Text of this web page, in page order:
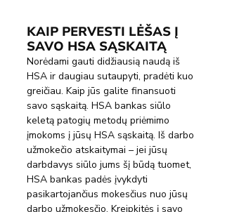
KAIP PERVESTI LĖŠAS Į
SAVO HSA SĄSKAITĄ
Norėdami gauti didžiausią naudą iš
HSA ir daugiau sutaupyti, pradėti kuo
greičiau. Kaip jūs galite finansuoti
savo sąskaitą. HSA bankas siūlo
keletą patogių metodų priėmimo
įmokoms į jūsų HSA sąskaitą. Iš darbo
užmokečio atskaitymai – jei jūsų
darbdavys siūlo jums šį būdą tuomet,
HSA bankas padės įvykdyti
pasikartojančius mokesčius nuo jūsų
darbo užmokesčio. Kreipkitės į savo